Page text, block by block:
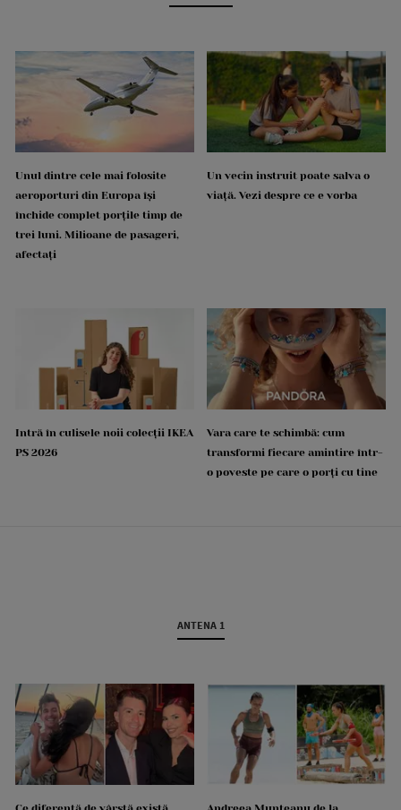
Unul dintre cele mai folosite
aeroporturi din Europa își
închide complet porțile timp de
trei luni. Milioane de pasageri,
afectați
Un vecin instruit poate salva o
viață. Vezi despre ce e vorba
Intră în culisele noii colecții IKEA
PS 2026
Vara care te schimbă: cum
transformi fiecare amintire într-
o poveste pe care o porți cu tine
ANTENA 1